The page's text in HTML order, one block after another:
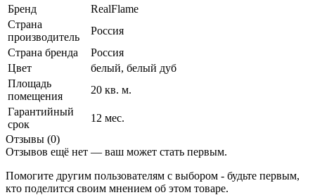
Бренд
RealFlame
Страна
производитель
Россия
Страна бренда
Россия
Цвет
белый, белый дуб
Площадь
помещения
20 кв. м.
Гарантийный
срок
12 мес.
Отзывы (0)
Отзывов ещё нет — ваш может стать первым.
Помогите другим пользователям с выбором - будьте первым,
кто поделится своим мнением об этом товаре.